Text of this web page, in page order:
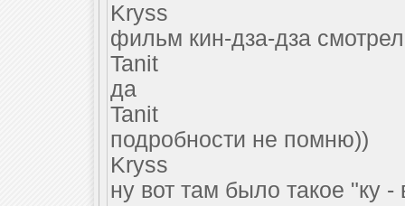
Kryss
фильм кин-дза-дза
Tanit
да
Tanit
подробности не помню))
Kryss
ну вот там было такое "ку